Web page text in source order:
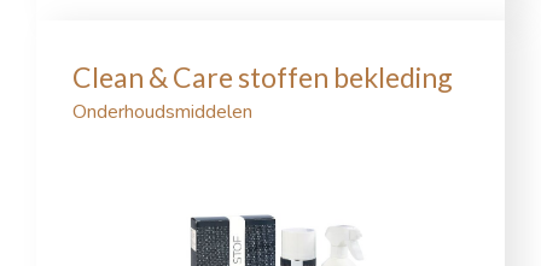
Clean & Care stoffen bekleding
Onderhoudsmiddelen